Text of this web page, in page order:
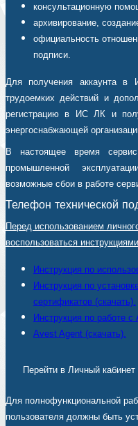
консультационную
архивирование,
официальность
подписи.
Для получения аккаунта в
трудоемких действий и
регистрацию в ИС ЛК и
энергоснабжающей
В настоящее время
промышленной
возможные сбои в работе
Телефон технической
Перед использованием
воспользоваться
Инструкция по
Инструкция по
сертификатов (скачать).
Инструкция по работе с
Avest Agent (скачать).
Перейти в Личный кабинет
Для полнофункциональной
пользователя должны быть